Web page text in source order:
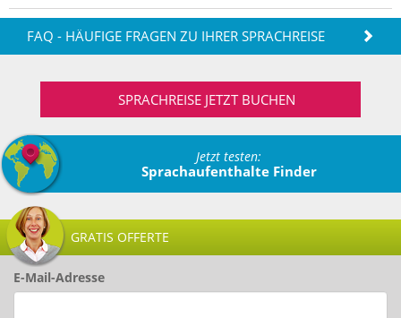
FAQ - HÄUFIGE FRAGEN ZU IHRER SPRACHREISE
SPRACHREISE JETZT BUCHEN
Jetzt testen:
Sprachaufenthalte Finder
GRATIS OFFERTE
E-Mail-Adresse